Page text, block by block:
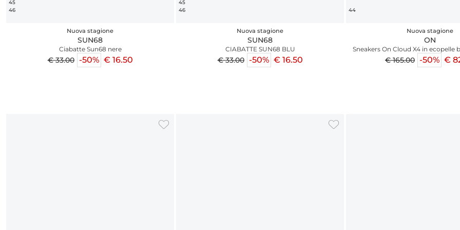
45
46
Nuova stagione
SUN68
Ciabatte Sun68 nere
€ 33.00 -50% € 16.50
45
46
Nuova stagione
SUN68
CIABATTE SUN68 BLU
€ 33.00 -50% € 16.50
44
Nuova stagione
ON
Sneakers On Cloud X4 in ecopelle
gialli
€ 165.00 -50% €